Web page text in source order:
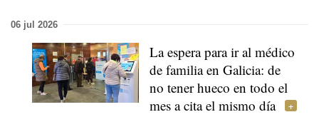
06 jul 2026
La espera para ir al médico
de familia en Galicia: de
no tener hueco en todo el
mes a cita el mismo día